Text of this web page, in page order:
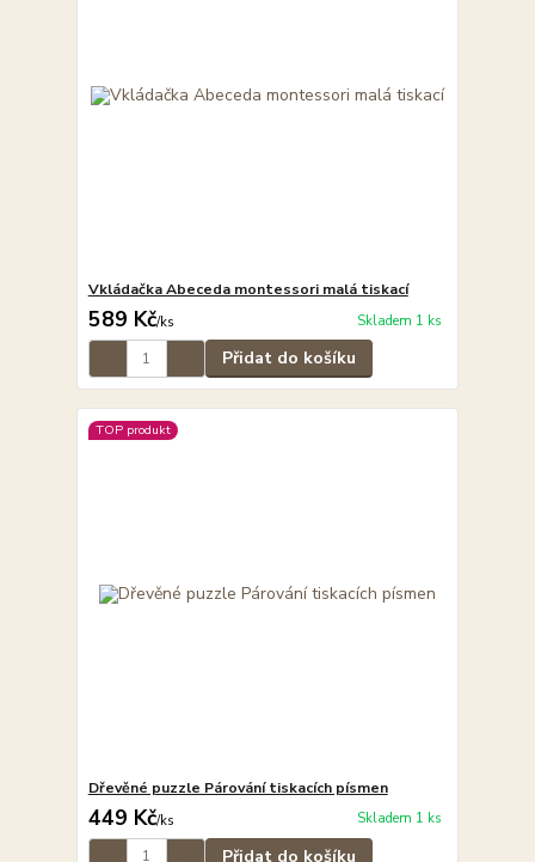
Vkládačka Abeceda montessori malá tiskací
589 Kč/ks Skladem 1 ks
Přidat do košíku
TOP produkt
Dřevěné puzzle Párování tiskacích písmen
449 Kč/ks Skladem 1 ks
Přidat do košíku